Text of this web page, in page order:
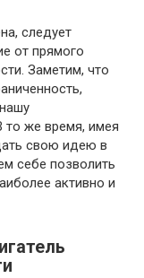
следует
от прямого
Заметим, что
то же время, имея
свою идею в
себе позволить
активно и